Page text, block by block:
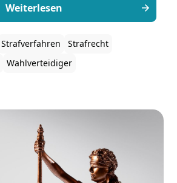
Weiterlesen
Strafverfahren
Strafrecht
Wahlverteidiger